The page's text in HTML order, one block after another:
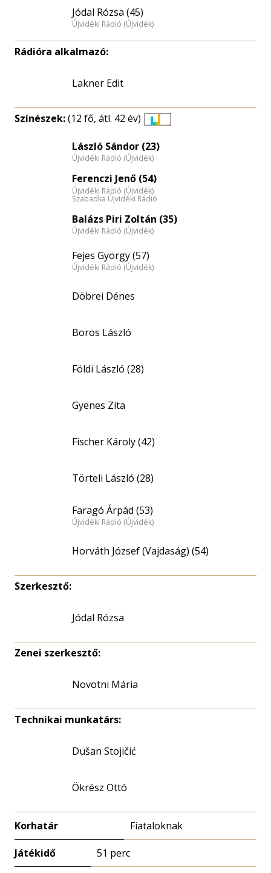
Jódal Rózsa (45)
Újvidéki Rádió (Újvidék)
Rádióra alkalmazó:
Lakner Edit
Színészek:(12 fő, átl. 42 év)
eloszlás
László Sándor (23)
Újvidéki Rádió (Újvidék)
Ferenczi Jenő (54)
Újvidéki Rádió (Újvidék)
Szabadka Újvidéki Rádió
Balázs Piri Zoltán (35)
Újvidéki Rádió (Újvidék)
Fejes György (57)
Újvidéki Rádió (Újvidék)
Döbrei Dénes
Boros László
Földi László (28)
Gyenes Zita
Fischer Károly (42)
Törteli László (28)
Faragó Árpád (53)
Újvidéki Rádió (Újvidék)
Horváth József (Vajdaság) (54)
Szerkesztő:
Jódal Rózsa
Zenei szerkesztő:
Novotni Mária
Technikai munkatárs:
Dušan Stojičić
Ökrész Ottó
Korhatár Fiataloknak
Játékidő 51 perc